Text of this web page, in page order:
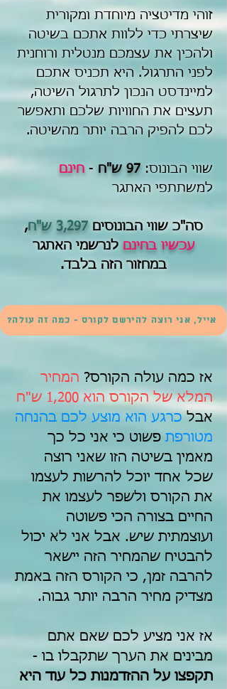
זוהי מדיטציה מיוחדת ומקורית
שיצרתי כדי ללוות אתכם בשיטה
ולהכין את עצמכם מנטלית ורוחנית
לפני התרגול. היא תכניס אתכם
למיינדסט הנכון לתרגול השיטה,
תעצים את החוויות שלכם ותאפשר
לכם להפיק הרבה יותר מהשיטה.
שווי הבונוס: 97 ש"ח - חינם
למשתתפי האתגר
סה"כ שווי הבונוסים 3,297 ש"ח
,
עכשיו בחינם לנרשמי האתגר
במחזור הזה בלבד.
אייל, אני רוצה להירשם לקורס - כמה זה עולה?
אז כמה עולה הקורס? המחיר
המלא של הקורס הוא 1,200 ש"ח
אבלכרגע הוא מוצע לכם בהנחה
מטורפת פשוט כי אני כל כך
מאמין בשיטה הזו שאני רוצה
שכל אחד יוכל להרשות לעצמו
את הקורס ולשפר לעצמו את
החיים בצורה הכי פשוטה
ועוצמתית שיש. אבל אני לא יכול
להבטיח שהמחיר הזה יישאר
להרבה זמן, כי הקורס הזה באמת
מצדיק מחיר הרבה יותר גבוה.
אז אני מציע לכם שאם אתם
מבינים את הערך שתקבלו בו -
תקפצו על ההזדמנות כל עוד היא